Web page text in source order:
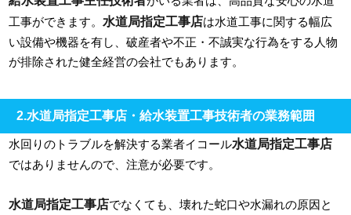
工事ができます。 水道局指定工事店は水道工事に関する幅広
い設備や機器を有し、破産者や不正・不誠実な行為をする人物
が排除された健全経営の会社でもあります。
2.水道局指定工事店・給水装置工事技術者の業務範囲
水回りのトラブルを解決する業者イコール水道局指定工事店
ではありませんので、注意が必要です。
水道局指定工事店でなくても、壊れた蛇口や水漏れの原因と